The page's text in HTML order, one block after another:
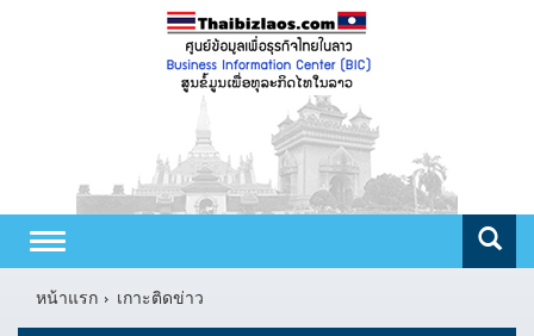
Toggle
navigation
หน้าแรก
เกาะติดข่าว